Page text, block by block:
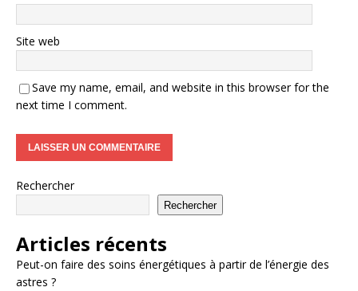
Site web
Save my name, email, and website in this browser for the
next time I comment.
Rechercher
Rechercher
Articles récents
Peut-on faire des soins énergétiques à partir de l’énergie des
astres ?